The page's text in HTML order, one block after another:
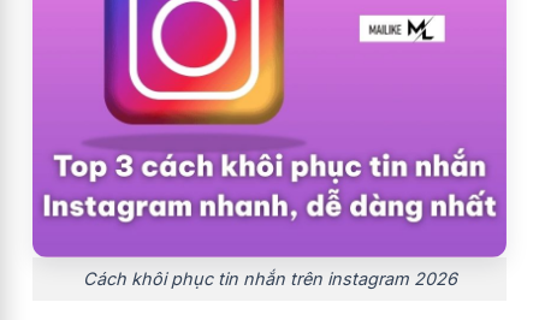
Cách khôi phục tin nhắn trên instagram 2026